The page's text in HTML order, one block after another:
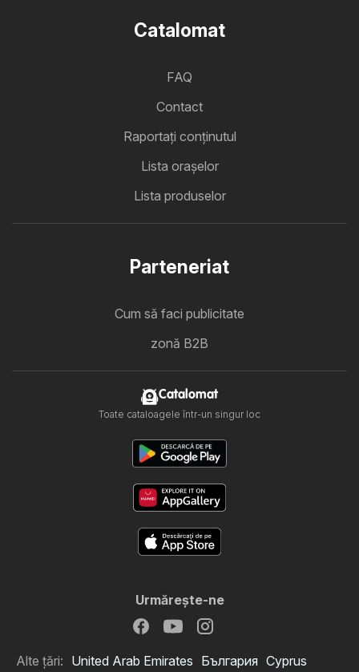
Catalomat
FAQ
Contact
Raportați conținutul
Lista oraşelor
Lista produselor
Parteneriat
Cum să faci publicitate
zonă B2B
Catalomat
Toate cataloagele într-un singur loc
Urmăreşte-ne
Alte țări: United Arab Emirates България Cyprus